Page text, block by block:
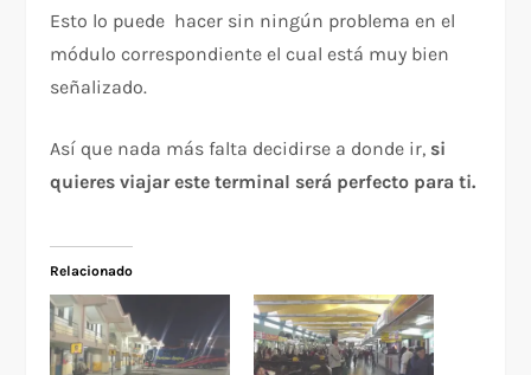
Esto lo puede hacer sin ningún problema en el
módulo correspondiente el cual está muy bien
señalizado.
Así que nada más falta decidirse a donde ir, si
quieres viajar este terminal será perfecto para ti.
Relacionado